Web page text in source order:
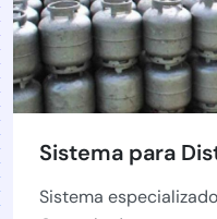
Sistema para
Sistema